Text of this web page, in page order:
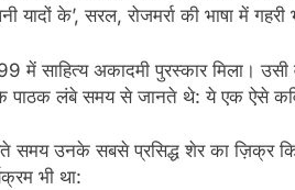
यादों के’, सरल, रोजमर्रा की भाषा में
में साहित्य अकादमी पुरस्कार मिला। उसी
पाठक लंबे समय से जानते थे: ये एक ऐसे
समय उनके सबसे प्रसिद्ध शेर का ज़िक्र
भी था: